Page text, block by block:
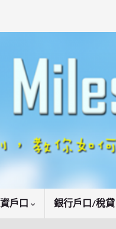
戶口 銀行戶口/稅貸